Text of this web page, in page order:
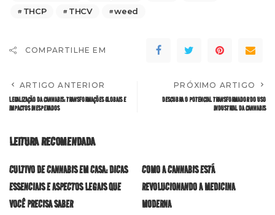
THCP
THCV weed
COMPARTILHE EM
ARTIGO ANTERIOR
LEGALIZAÇÃO DA CANNABIS: TRANSFORMAÇÕES GLOBAIS E
IMPACTOS INESPERADOS
PRÓXIMO ARTIGO
DESCUBRA O POTENCIAL TRANSFORMADOR DO USO
INDUSTRIAL DA CANNABIS
LEITURA RECOMENDADA
CULTIVO DE CANNABIS EM CASA: DICAS
ESSENCIAIS E ASPECTOS LEGAIS QUE
VOCÊ PRECISA SABER
COMO A CANNABIS ESTÁ
REVOLUCIONANDO A MEDICINA
MODERNA